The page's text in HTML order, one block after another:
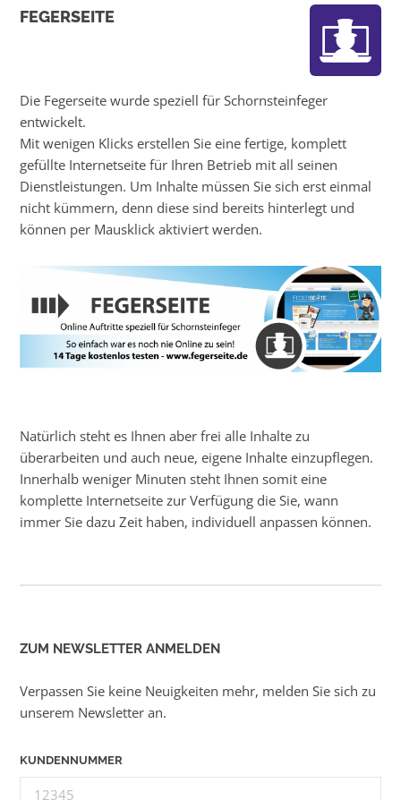
FEGERSEITE
Die Fegerseite wurde speziell für Schornsteinfeger
entwickelt.
Mit wenigen Klicks erstellen Sie eine fertige, komplett
gefüllte Internetseite für Ihren Betrieb mit all seinen
Dienstleistungen. Um Inhalte müssen Sie sich erst einmal
nicht kümmern, denn diese sind bereits hinterlegt und
können per Mausklick aktiviert werden.
Natürlich steht es Ihnen aber frei alle Inhalte zu
überarbeiten und auch neue, eigene Inhalte einzupflegen.
Innerhalb weniger Minuten steht Ihnen somit eine
komplette Internetseite zur Verfügung die Sie, wann
immer Sie dazu Zeit haben, individuell anpassen können.
ZUM NEWSLETTER ANMELDEN
Verpassen Sie keine Neuigkeiten mehr, melden Sie sich zu
unserem Newsletter an.
KUNDENNUMMER